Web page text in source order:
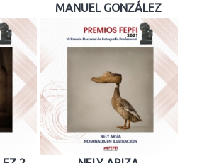
MANUEL GONZÁLEZ